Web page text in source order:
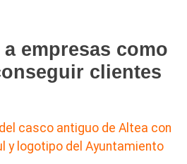
a empresas como
clientes